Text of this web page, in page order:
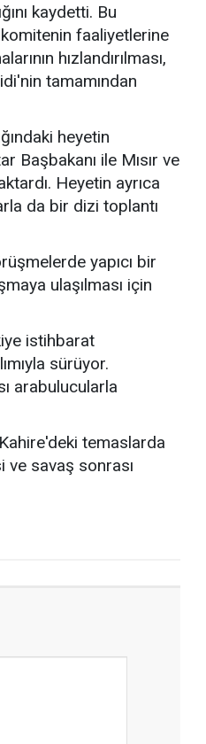
kaydetti. Bu
faaliyetlerine
hızlandırılması,
tamamından
heyetin
Başbakanı ile Mısır ve
Heyetin ayrıca
da bir dizi toplantı
yapıcı bir
ulaşılması için
istihbarat
sürüyor.
arabulucularla
temaslarda
ve savaş sonrası